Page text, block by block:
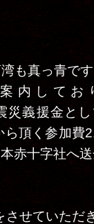
も真っ青です
内してお
災義援金と
頂く参加費
赤十字社へ
せていただ